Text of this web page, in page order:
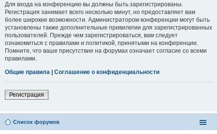
Для входа на конференцию вы должны быть зарегистрированы.
Регистрация занимает всего несколько минут, но предоставляет вам
более широкие возможности. Администратором конференции могут быть
установлены также дополнительные привилегии для зарегистрированных
пользователей. Прежде чем зарегистрироваться, вам следует
ознакомиться с правилами и политикой, принятыми на конференции.
Помните, что ваше присутствие на форумах означает согласие со всеми
правилами.
Общие правила | Соглашение о конфиденциальности
Регистрация
Список форумов